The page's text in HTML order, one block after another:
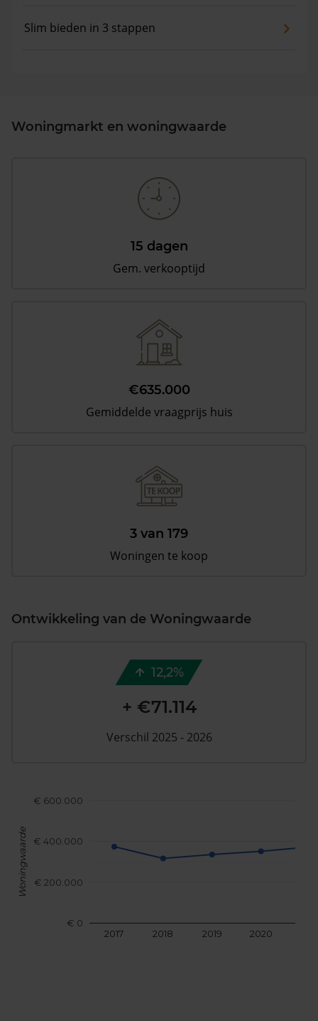
Slim bieden in 3 stappen
Woningmarkt en woningwaarde
15 dagen
Gem. verkooptijd
€635.000
Gemiddelde vraagprijs huis
3 van 179
Woningen te koop
Ontwikkeling van de Woningwaarde
2017 2018 2019 2020
€ 0
€ 200.000
€ 400.000
€ 600.000
Woningwaarde
12,2%
+ €71.114
Verschil 2025 - 2026